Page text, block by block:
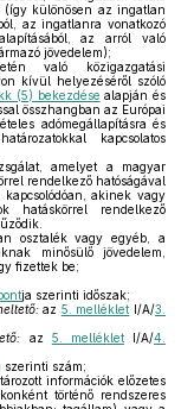
(így különösen az ingatlan
az ingatlanra vonatkozó
az arról való
jövedelem);
való közigazgatási
kívül helyezéséről szóló
(5) bekezdése alapján és
összhangban az Európai
adómegállapításra és
kapcsolatos
amelyet a magyar
rendelkező hatóságával
akinek vagy
hatáskörrel rendelkező
osztalék vagy egyéb, a
minősülő jövedelem,
fizettek be;
ja szerinti időszak;
az 5. melléklet I/A/3.
az 5. mellékletI/A/4.
szerinti szám;
információk előzetes
történő rendszeres